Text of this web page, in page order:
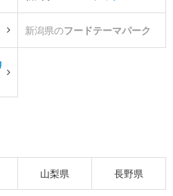
新潟県のフードテーマパーク
山梨県 長野県